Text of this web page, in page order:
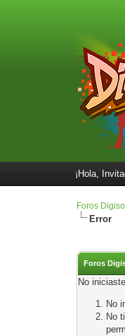
¡Hola,
Foros
Error
Foros
No
No
No